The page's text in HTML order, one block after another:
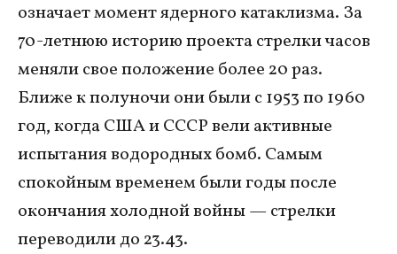
означает момент ядерного катаклизма. За
70-летнюю историю проекта стрелки часов
меняли свое положение более 20 раз.
Ближе к полуночи они были с 1953 по 1960
год, когда США и СССР вели активные
испытания водородных бомб. Самым
спокойным временем были годы после
окончания холодной войны — стрелки
переводили до 23.43.